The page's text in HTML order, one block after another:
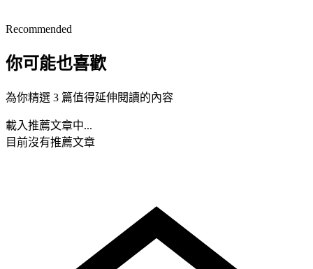
Recommended
你可能也喜歡
為你精選 3 篇值得延伸閱讀的內容
載入推薦文章中...
目前沒有推薦文章